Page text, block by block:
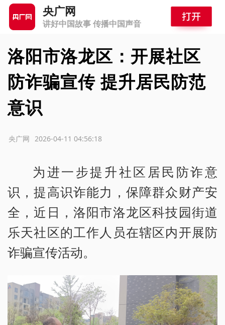
央广网
讲好中国故事 传播中国声音
洛阳市洛龙区：开展社区
防诈骗宣传 提升居民防范
意识
2026-04-11 04:56:18
央广网
为进一步提升社区居民防诈意
识，提高识诈能力，保障群众财产安
全，近日，洛阳市洛龙区科技园街道
乐天社区的工作人员在辖区内开展防
诈骗宣传活动。